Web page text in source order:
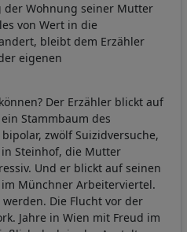
der Wohnung seiner Mutter
von Wert in die
bleibt dem Erzähler
eigenen
Der Erzähler blickt auf
Stammbaum des
zwölf Suizidversuche,
Steinhof, die Mutter
Und er blickt auf seinen
Münchner Arbeiterviertel.
Die Flucht vor der
Jahre in Wien mit Freud im